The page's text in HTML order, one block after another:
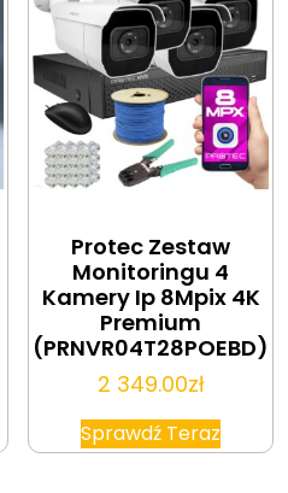
Protec Zestaw
Monitoringu 4
Kamery Ip 8Mpix 4K
Premium
(PRNVR04T28POEBD)
2 349.00zł
Sprawdź Teraz